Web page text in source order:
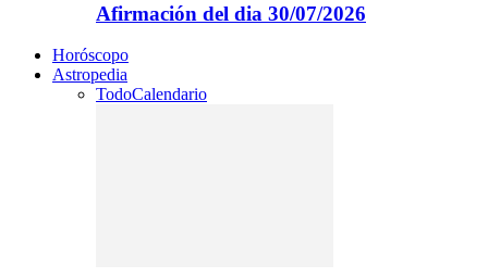
Afirmación del dia 30/07/2026
Horóscopo
Astropedia
TodoCalendario